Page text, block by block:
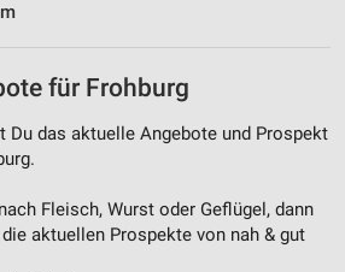
für Frohburg
Du das aktuelle Angebote und Prospekt
Fleisch, Wurst oder Geflügel, dann
aktuellen Prospekte von nah & gut
von Inhalten
durch Statistiken oder
aus verschiedenen
der Angebote